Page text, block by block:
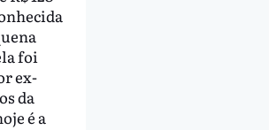
foi
ex-
da
é a